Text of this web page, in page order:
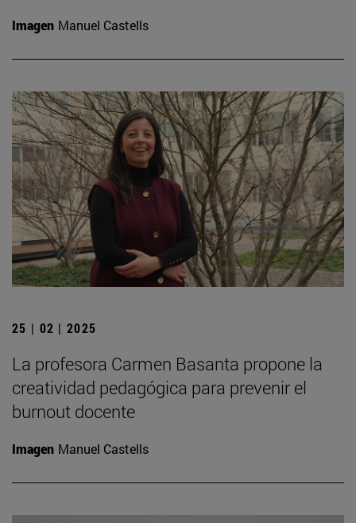
Imagen Manuel Castells
25 | 02 | 2025
La profesora Carmen Basanta propone la
creatividad pedagógica para prevenir el
burnout docente
Imagen Manuel Castells